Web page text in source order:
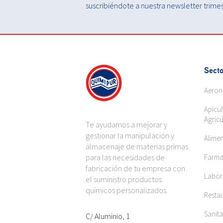
suscribiéndote a nuestra newsletter
Te ayudamos a mejorar y
gestionar la manipulación y
almacenaje de materias primas
para las necesidades de
fabricación de tu empresa con
el suministro productos
químicos personalizados.
C/ Aluminio, 1